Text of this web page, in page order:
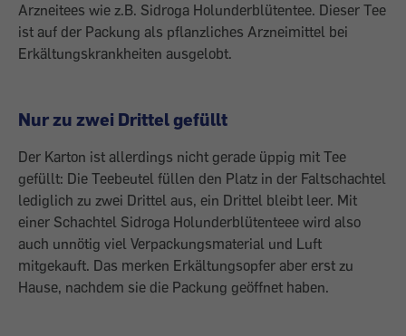
Arzneitees wie z.B. Sidroga Holunderblütentee. Dieser Tee
ist auf der Packung als pflanzliches Arzneimittel bei
Erkältungskrankheiten ausgelobt.
Nur zu zwei Drittel gefüllt
Der Karton ist allerdings nicht gerade üppig mit Tee
gefüllt: Die Teebeutel füllen den Platz in der Faltschachtel
lediglich zu zwei Drittel aus, ein Drittel bleibt leer. Mit
einer Schachtel Sidroga Holunderblütenteee wird also
auch unnötig viel Verpackungsmaterial und Luft
mitgekauft. Das merken Erkältungsopfer aber erst zu
Hause, nachdem sie die Packung geöffnet haben.